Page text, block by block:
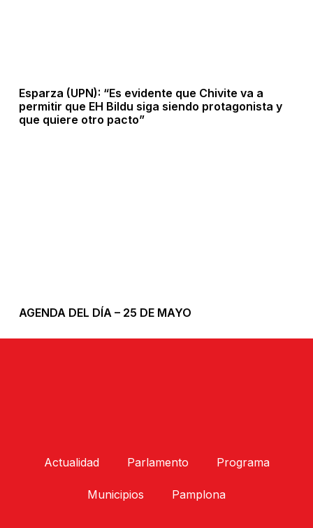
Esparza (UPN): “Es evidente que Chivite va a
permitir que EH Bildu siga siendo protagonista y
que quiere otro pacto”
AGENDA DEL DÍA – 25 DE MAYO
Actualidad Parlamento Programa
Municipios Pamplona